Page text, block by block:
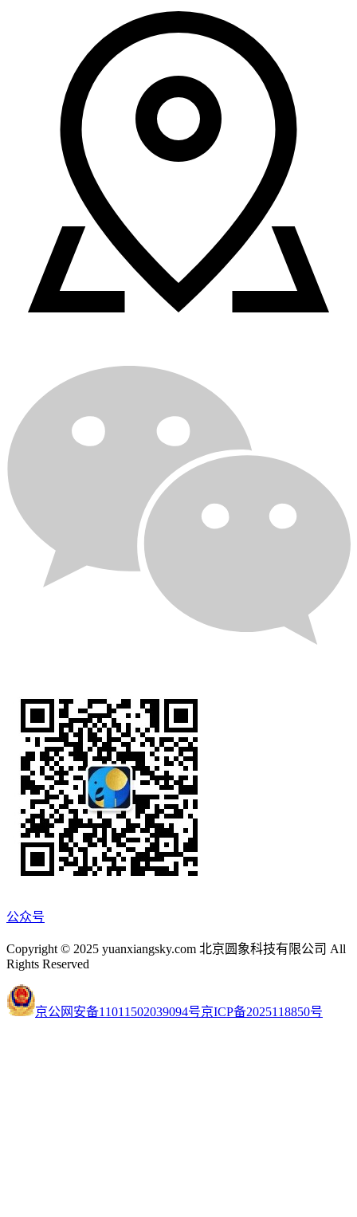
公众号
Copyright © 2025 yuanxiangsky.com 北京圆象科技有限公司 All
Rights Reserved
京公网安备11011502039094号京ICP备2025118850号